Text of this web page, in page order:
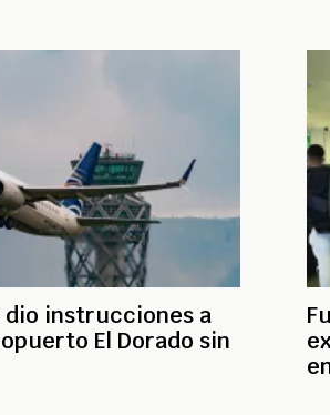
dio instrucciones a
El Dorado sin